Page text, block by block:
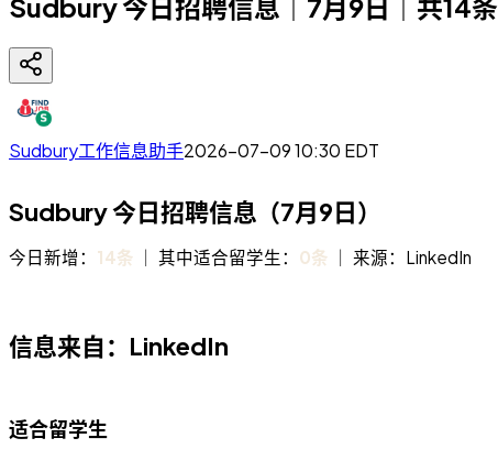
Sudbury工作信息助手2026-07-09 10:30 EDT
Sudbury 今日招聘信息（7月9日）
今日新增： 14条 ｜ 其中适合留学生： 0条 ｜ 来源：LinkedIn
信息来自：LinkedIn
适合留学生